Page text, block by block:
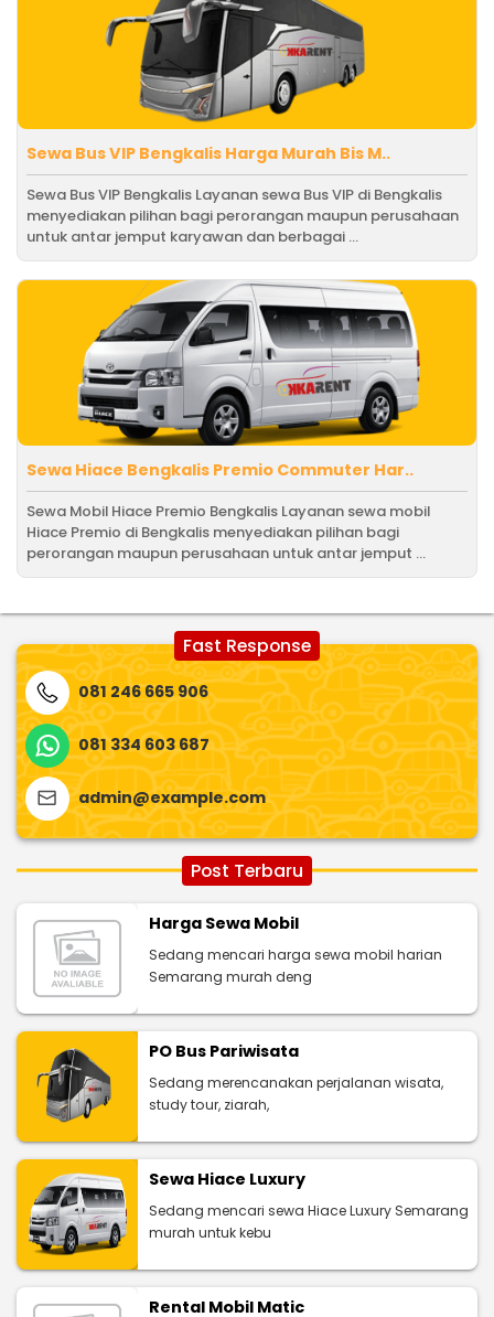
Sewa Bus VIP Bengkalis Harga Murah Bis M..
Sewa Bus VIP Bengkalis Layanan sewa Bus VIP di Bengkalis
menyediakan pilihan bagi perorangan maupun perusahaan
untuk antar jemput karyawan dan berbagai ...
Sewa Hiace Bengkalis Premio Commuter Har..
Sewa Mobil Hiace Premio Bengkalis Layanan sewa mobil
Hiace Premio di Bengkalis menyediakan pilihan bagi
perorangan maupun perusahaan untuk antar jemput ...
Fast Response
081 246 665 906
081 334 603 687
admin@example.com
Post Terbaru
Harga Sewa Mobil
Sedang mencari harga sewa mobil harian
Semarang murah deng
PO Bus Pariwisata
Sedang merencanakan perjalanan wisata,
study tour, ziarah,
Sewa Hiace Luxury
Sedang mencari sewa Hiace Luxury Semarang
murah untuk kebu
Rental Mobil Matic